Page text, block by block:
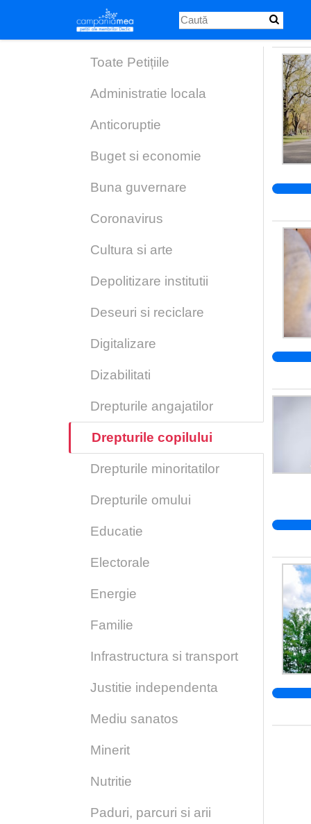
main
Toate Petițiile
Administratie locala
Anticoruptie
Buget si economie
Buna guvernare
Coronavirus
Cultura si arte
Depolitizare institutii
Deseuri si reciclare
Digitalizare
Dizabilitati
Drepturile angajatilor
Drepturile copilului
Drepturile minoritatilor
Drepturile omului
Educatie
Electorale
Energie
Familie
Infrastructura si transport
Justitie independenta
Mediu sanatos
Minerit
Nutritie
Paduri, parcuri si arii